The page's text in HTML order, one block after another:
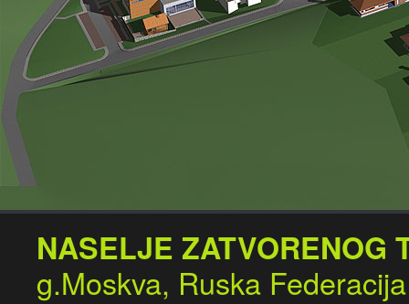
NASELJE ZATVORENOG
g.Moskva, Ruska Federacija